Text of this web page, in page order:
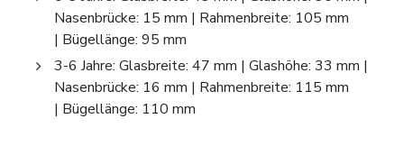
Nasenbrücke: 15 mm | Rahmenbreite: 105 mm
| Bügellänge: 95 mm
3-6 Jahre: Glasbreite: 47 mm | Glashöhe: 33 mm |
Nasenbrücke: 16 mm | Rahmenbreite: 115 mm
| Bügellänge: 110 mm